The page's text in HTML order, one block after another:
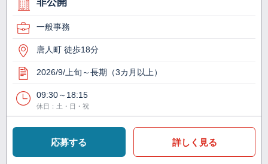
非公開
一般事務
唐人町 徒歩18分
2026/9/上旬～長期（3カ月以上）
09:30～18:15
休日：土・日・祝
応募する 詳しく見る